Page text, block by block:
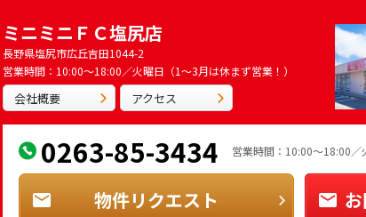
ミニミニＦＣ塩尻店
長野県塩尻市広丘吉田1044-2
営業時間：10:00～18:00／火曜日（1～3月は休まず営業！）
会社概要 アクセス
0263-85-3434 営業時間：10:00～18:00／
物件リクエスト